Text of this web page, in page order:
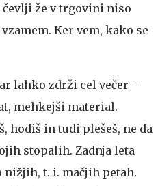
čevlji že v trgovini niso
Ker vem, kako se
lahko zdrži cel večer –
mehkejši material.
hodiš in tudi plešeš, ne da
stopalih. Zadnja leta
nižjih, t. i. mačjih petah.